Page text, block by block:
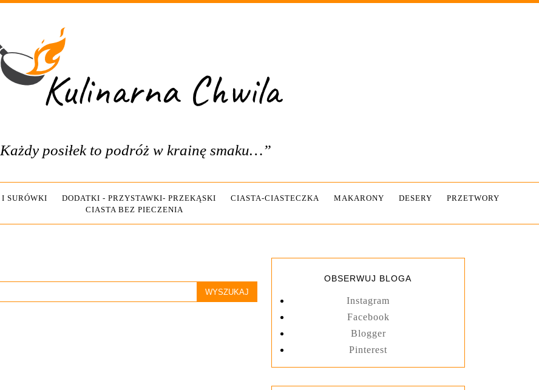
posiłek to podróż w krainę smaku…”
SURÓWKI DODATKI - PRZYSTAWKI- PRZEKĄSKI CIASTA-CIASTECZKA MAKARONY DESERY
PRZETWORY
CIASTA BEZ PIECZENIA
OBSERWUJ BLOGA
Instagram
Facebook
Blogger
Pinterest